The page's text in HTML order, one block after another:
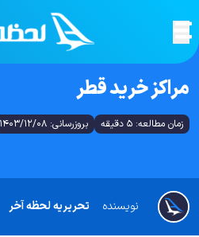
مراکز خرید قطر
زمان مطالعه: 5 دقیقه بروزرسانی: 1403/12/08
تحریریه لحظه آخر نویسنده